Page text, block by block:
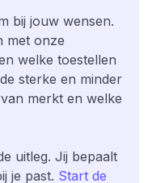
bij jouw wensen.
met onze
welke toestellen
sterke en minder
merkt en welke
uitleg. Jij bepaalt
je past. Start de